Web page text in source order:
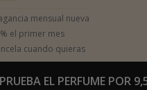
mensual nueva
el primer mes
cuando quieras
PRUEBA EL PERFUME POR